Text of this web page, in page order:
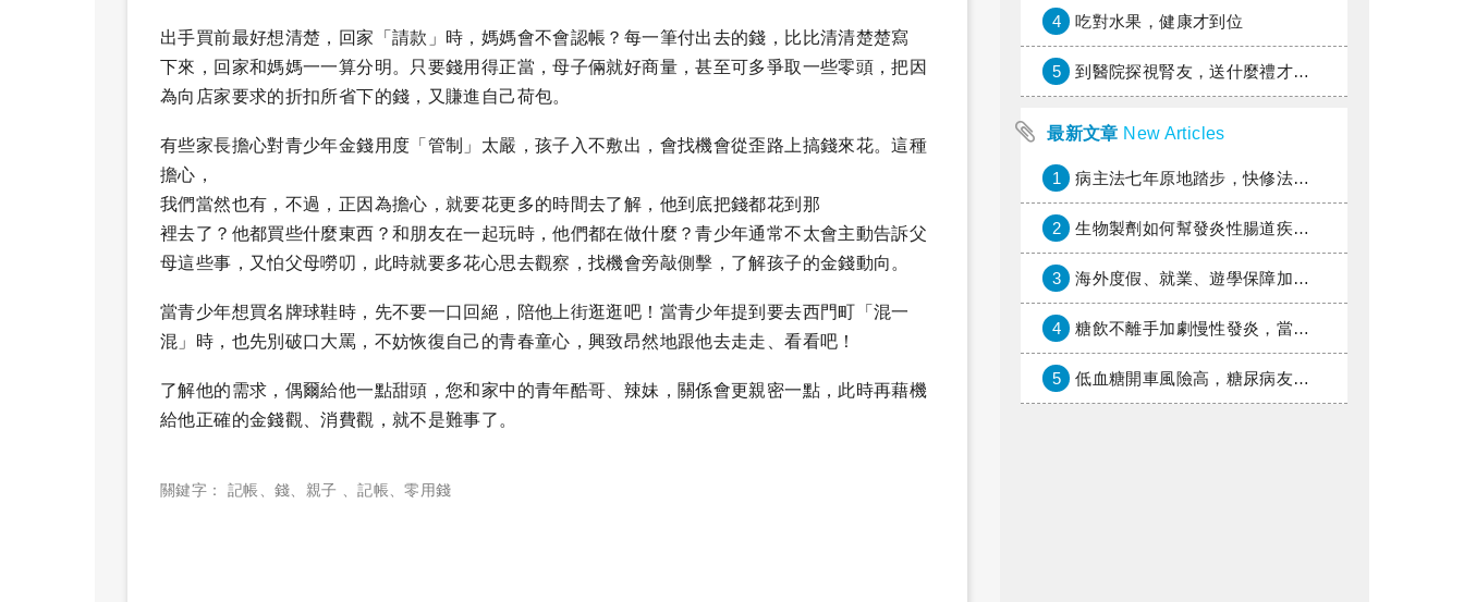
出手買前最好想清楚，回家「請款」時，媽媽會不會認帳？每一筆付出去的錢，比比清清楚楚寫
下來，回家和媽媽一一算分明。只要錢用得正當，母子倆就好商量，甚至可多爭取一些零頭，把因
為向店家要求的折扣所省下的錢，又賺進自己荷包。
有些家長擔心對青少年金錢用度「管制」太嚴，孩子入不敷出，會找機會從歪路上搞錢來花。這種
擔心，
我們當然也有，不過，正因為擔心，就要花更多的時間去了解，他到底把錢都花到那
裡去了？他都買些什麼東西？和朋友在一起玩時，他們都在做什麼？青少年通常不太會主動告訴父
母這些事，又怕父母嘮叨，此時就要多花心思去觀察，找機會旁敲側擊，了解孩子的金錢動向。
當青少年想買名牌球鞋時，先不要一口回絕，陪他上街逛逛吧！當青少年提到要去西門町「混一
混」時，也先別破口大罵，不妨恢復自己的青春童心，興致昂然地跟他去走走、看看吧！
了解他的需求，偶爾給他一點甜頭，您和家中的青年酷哥、辣妹，關係會更親密一點，此時再藉機
給他正確的金錢觀、消費觀，就不是難事了。
關鍵字： 記帳 錢 親子 、記帳 、零用錢
4 吃對水果，健康才到位
5 到醫院探視腎友，送什麼禮才好？
最新文章 New Articles
1 病主法七年原地踏步，快修法讓病人自主決定善終
2 生物製劑如何幫發炎性腸道疾病患者抗潰瘍？治療進展與健保給付困境一次看
3 海外度假、就業、遊學保障加倍，富邦產險「一期逐夢」專案加碼遠距醫療與緊急救援
4 糖飲不離手加劇慢性發炎，當心老化與慢性病提早報到
5 低血糖開車風險高，糖尿病友上路必學的安全守則